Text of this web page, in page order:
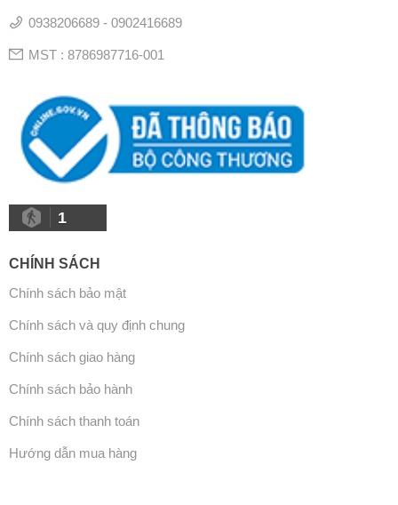
0938206689 - 0902416689
MST : 8786987716-001
1
CHÍNH SÁCH
Chính sách bảo mật
Chính sách và quy định chung
Chính sách giao hàng
Chính sách bảo hành
Chính sách thanh toán
Hướng dẫn mua hàng